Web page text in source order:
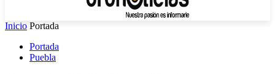
Inicio Portada
Portada
Puebla